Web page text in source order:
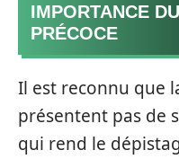
IMPORTANCE
PRÉCOCE
Il est reconnu que
présentent pas de
qui rend le